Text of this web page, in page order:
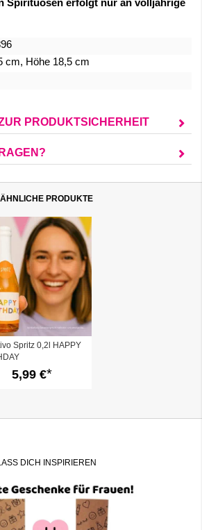
Spirituosen erfolgt nur an volljährige
cm, Höhe 18,5 cm
PRODUKTSICHERHEIT
ÄHNLICHE PRODUKTE
Spritz 0,2l HAPPY
5,99 €
DICH INSPIRIEREN